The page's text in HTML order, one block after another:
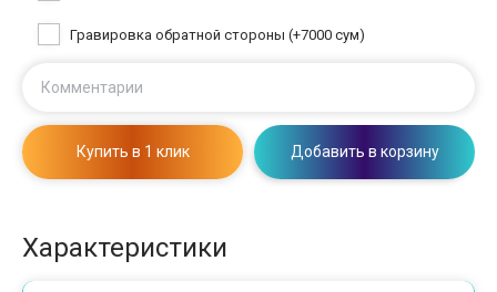
Гравировка обратной стороны (+7000 сум)
Комментарии
Купить в 1 клик Добавить в корзину
Характеристики